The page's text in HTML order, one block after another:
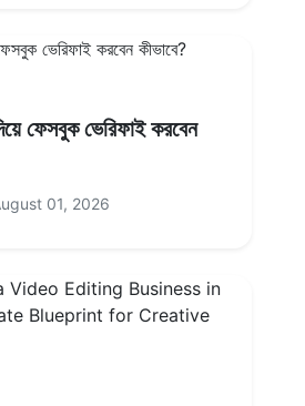
ফেসবুক ভেরিফাই করবেন
01, 2026